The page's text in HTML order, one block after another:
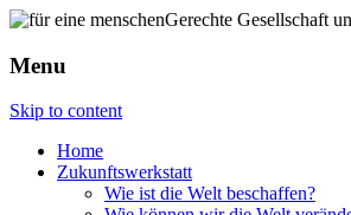
Menu
Skip to content
Home
Zukunftswerkstatt
Wie ist die Welt beschaffen?